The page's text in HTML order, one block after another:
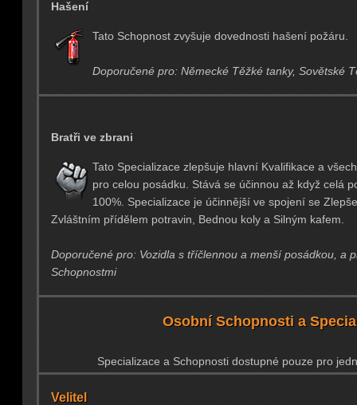
Hašení
Tato Schopnost zvyšuje dovednosti hašení požáru.
Doporučené pro: Německé Těžké tanky, Sovětské
Bratři ve zbrani
Tato Specializace zlepšuje hlavní Kvalifikace a
pro celou posádku. Stává se účinnou až když celá
100%. Specializace je účinnější ve spojení se
Zvláštním přídělem potravin, Bednou koly a Silným kafem.
Doporučené pro: Vozidla s tříčlennou a menší posádkou, a
Schopnostmi
Osobní Schopnosti a
Specializace a Schopnosti dostupné pouze pro
Velitel